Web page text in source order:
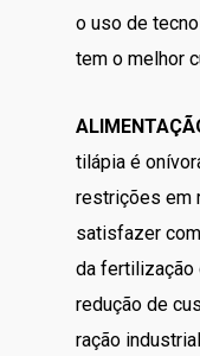
o uso de
tem o melhor
tilápia é
restrições em
satisfazer
da fertilização
redução de
ração